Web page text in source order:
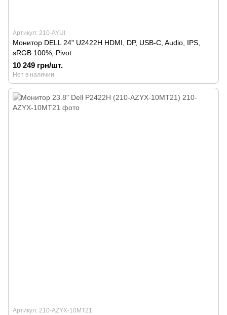
Артикул: 210-AYUI
Монитор DELL 24" U2422H HDMI, DP, USB-C, Audio, IPS,
sRGB 100%, Pivot
10 249 грн/шт.
Нет в наличии
Артикул: 210-AZYX-10MT21